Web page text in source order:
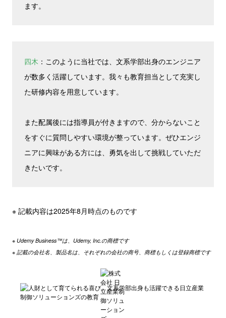
ます。
四木 ：このように当社では、文系学部出身のエンジニア
が数多く活躍しています。我々も教育担当として充実し
た研修内容を用意しています。
また配属後には指導員が付きますので、分からないこと
をすぐに質問しやすい環境が整っています。ぜひエンジ
ニアに興味がある方には、勇気を出して挑戦していただ
きたいです。
※ 記載内容は2025年8月時点のものです
※ Udemy Business™は、Udemy, Inc.の商標です
※ 記載の会社名、製品名は、それぞれの会社の商号、商標もしくは登録商標です